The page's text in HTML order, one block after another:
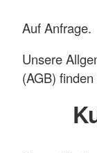
Auf Anfrage.
Unsere
(AGB)